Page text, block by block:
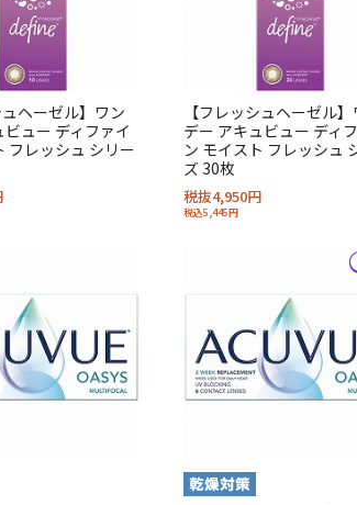
ュヘーゼル】ワン
ュー ディファイ
フレッシュ シリー
【フレッシュヘーゼル
デー アキュビュー ディ
ン モイスト フレッシュ
ズ 30枚
税抜4,950円
税込5,445円